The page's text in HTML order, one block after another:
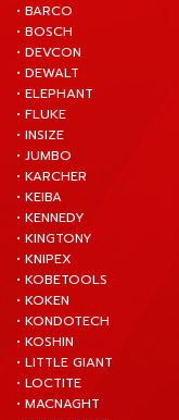
• BARCO
• BOSCH
• DEVCON
• DEWALT
• ELEPHANT
• FLUKE
• INSIZE
• JUMBO
• KARCHER
• KEIBA
• KENNEDY
• KINGTONY
• KNIPEX
• KOBETOOLS
• KOKEN
• KONDOTECH
• KOSHIN
• LITTLE GIANT
• LOCTITE
• MACNAGHT